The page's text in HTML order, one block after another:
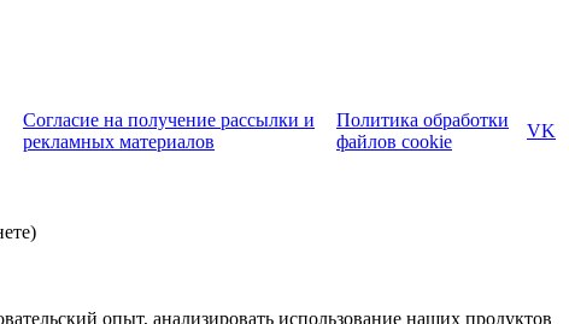
Согласие на получение рассылки и
рекламных материалов
Политика обработки
файлов cookie
VK
опыт, анализировать использование наших продуктов